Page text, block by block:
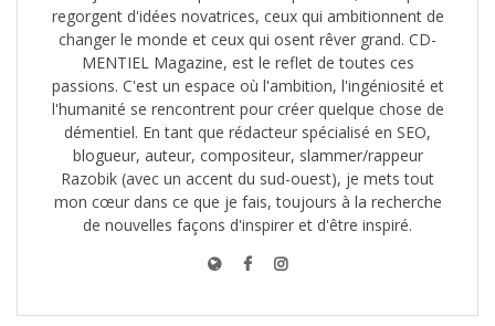
regorgent d'idées novatrices, ceux qui ambitionnent de
changer le monde et ceux qui osent rêver grand. CD-
MENTIEL Magazine, est le reflet de toutes ces
passions. C'est un espace où l'ambition, l'ingéniosité et
l'humanité se rencontrent pour créer quelque chose de
démentiel. En tant que rédacteur spécialisé en SEO,
blogueur, auteur, compositeur, slammer/rappeur
Razobik (avec un accent du sud-ouest), je mets tout
mon cœur dans ce que je fais, toujours à la recherche
de nouvelles façons d'inspirer et d'être inspiré.